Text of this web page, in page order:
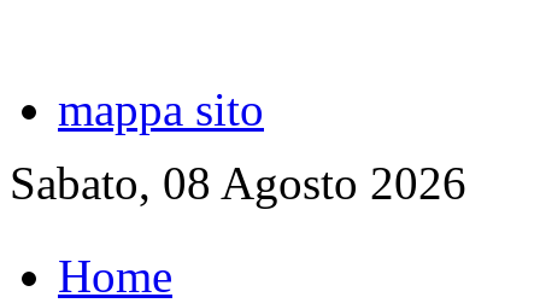
mappa sito
Sabato, 08 Agosto 2026
Home